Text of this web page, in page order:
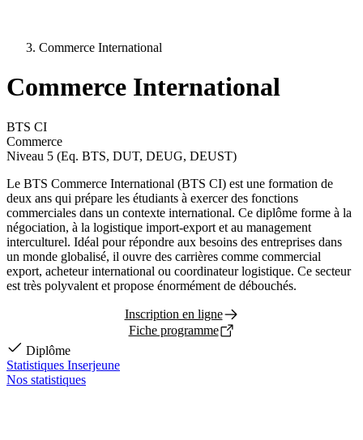
Commerce International
Commerce International
BTS CI
Commerce
Niveau 5 (Eq. BTS, DUT, DEUG, DEUST)
Le BTS Commerce International (BTS CI) est une formation de
deux ans qui prépare les étudiants à exercer des fonctions
commerciales dans un contexte international. Ce diplôme forme à la
négociation, à la logistique import-export et au management
interculturel. Idéal pour répondre aux besoins des entreprises dans
un monde globalisé, il ouvre des carrières comme commercial
export, acheteur international ou coordinateur logistique. Ce secteur
est très polyvalent et propose énormément de débouchés.
Inscription en ligne
Fiche programme
Diplôme
Statistiques Inserjeune
Nos statistiques